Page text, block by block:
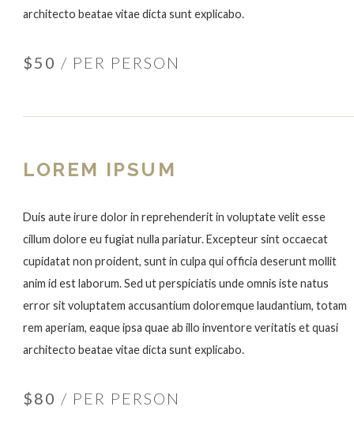
architecto beatae vitae dicta sunt explicabo.
$50 / PER PERSON
LOREM IPSUM
Duis aute irure dolor in reprehenderit in voluptate velit esse
cillum dolore eu fugiat nulla pariatur. Excepteur sint occaecat
cupidatat non proident, sunt in culpa qui officia deserunt mollit
anim id est laborum. Sed ut perspiciatis unde omnis iste natus
error sit voluptatem accusantium doloremque laudantium, totam
rem aperiam, eaque ipsa quae ab illo inventore veritatis et quasi
architecto beatae vitae dicta sunt explicabo.
$80 / PER PERSON